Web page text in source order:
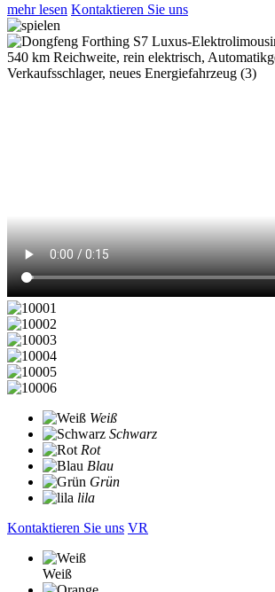
mehr lesen Kontaktieren Sie uns
Weiß
Schwarz
Rot
Blau
Grün
lila
Kontaktieren Sie uns VR
Weiß